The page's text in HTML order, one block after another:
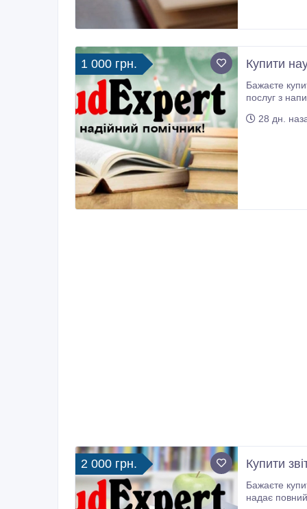
1 000 грн. Купити
Бажаєте купити наукову роботу в
послуг з
28 дн.
2 000 грн. Купити
Бажаєте купити звіт з практики в Україні,
надає